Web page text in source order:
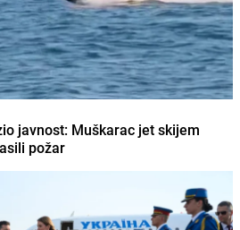
javnost: Muškarac jet skijem
požar